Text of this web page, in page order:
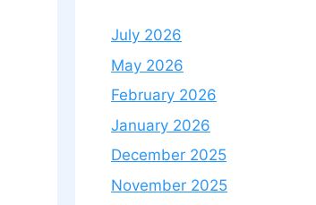
July 2026
May 2026
February 2026
January 2026
December 2025
November 2025